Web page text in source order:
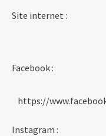
Site internet :
Facebook :
https://
Instagram :